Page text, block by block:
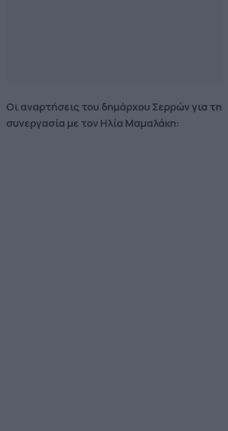
Οι αναρτήσεις του δημάρχου Σερρών για τη
συνεργασία με τον Ηλία Μαμαλάκη: